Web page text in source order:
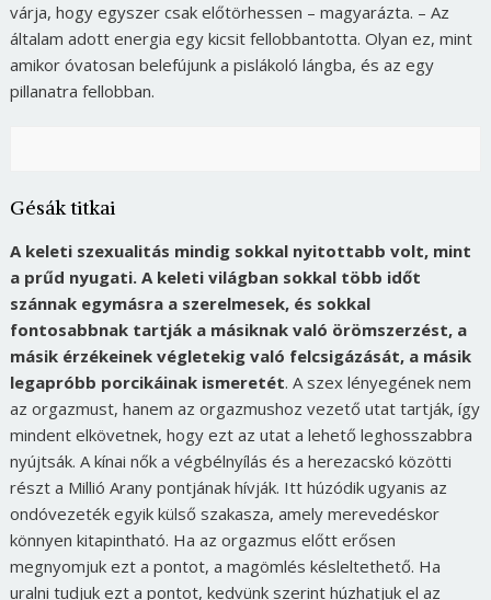
várja, hogy egyszer csak előtörhessen – magyarázta. – Az
általam adott energia egy kicsit fellobbantotta. Olyan ez, mint
amikor óvatosan belefújunk a pislákoló lángba, és az egy
pillanatra fellobban.
Gésák titkai
A keleti szexualitás mindig sokkal nyitottabb volt, mint
a prűd nyugati. A keleti világban sokkal több időt
szánnak egymásra a szerelmesek, és sokkal
fontosabbnak tartják a másiknak való örömszerzést, a
másik érzékeinek végletekig való felcsigázását, a másik
legapróbb porcikáinak ismeretét. A szex lényegének nem
az orgazmust, hanem az orgazmushoz vezető utat tartják, így
mindent elkövetnek, hogy ezt az utat a lehető leghosszabbra
nyújtsák. A kínai nők a végbélnyílás és a herezacskó közötti
részt a Millió Arany pontjának hívják. Itt húzódik ugyanis az
ondóvezeték egyik külső szakasza, amely merevedéskor
könnyen kitapintható. Ha az orgazmus előtt erősen
megnyomjuk ezt a pontot, a magömlés késleltethető. Ha
uralni tudjuk ezt a pontot, kedvünk szerint húzhatjuk el az